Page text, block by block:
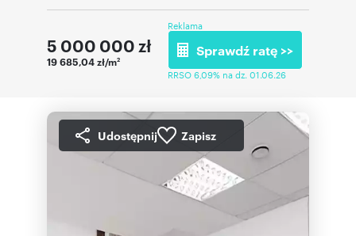
5 000 000 zł
19 685,04 zł/m2
Reklama
Sprawdź ratę >>
RRSO 6,09% na dz. 01.06.26
Udostępnij Zapisz